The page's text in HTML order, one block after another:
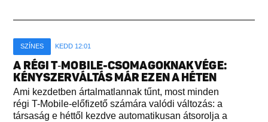
SZÍNES KEDD 12:01
A RÉGI T‑MOBILE-CSOMAGOKNAK VÉGE:
KÉNYSZERVÁLTÁS MÁR EZEN A HÉTEN
Ami kezdetben ártalmatlannak tűnt, most minden
régi T-Mobile-előfizető számára valódi változás: a
társaság e héttől kezdve automatikusan átsorolja a